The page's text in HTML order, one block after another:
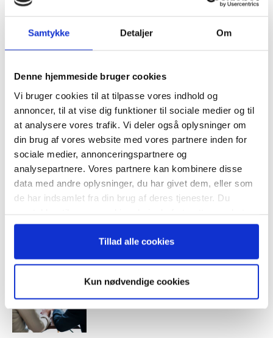
Samtykke Detaljer Om
Denne hjemmeside bruger cookies
Vi bruger cookies til at tilpasse vores indhold og
annoncer, til at vise dig funktioner til sociale medier og til
at analysere vores trafik. Vi deler også oplysninger om
din brug af vores website med vores partnere inden for
sociale medier, annonceringspartnere og
analysepartnere. Vores partnere kan kombinere disse
data med andre oplysninger, du har givet dem, eller som
de har indsamlet fra din brug af deres tjenester. Du
anvende vores hjemmeside.
Tillad alle cookies
Kun nødvendige cookies
Globalisering
Individualisering karantænezoner
RELATEREDE ARTIKLER
meningsfulde virksomhed
Guide: Fem tegn på, at
topchefen er på vildspor
Tilmeld dig vores
nyhedsbrev
– og modtag Ole Borchs bog
“Succes i en dansk bestyrelse”
Bestyrelsesguidens ugentlige nyhedsbrev samt
Tilmeld